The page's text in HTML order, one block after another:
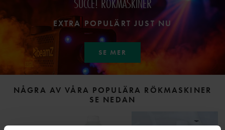
SUCCÈ! RÖKMASKINER
EXTRA POPULÄRT JUST NU
SE MER
NÅGRA AV VÅRA POPULÄRA RÖKMASKINER
SE NEDAN